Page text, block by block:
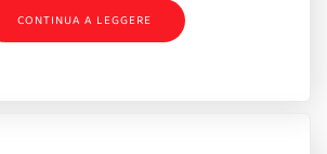
CONTINUA A LEGGERE